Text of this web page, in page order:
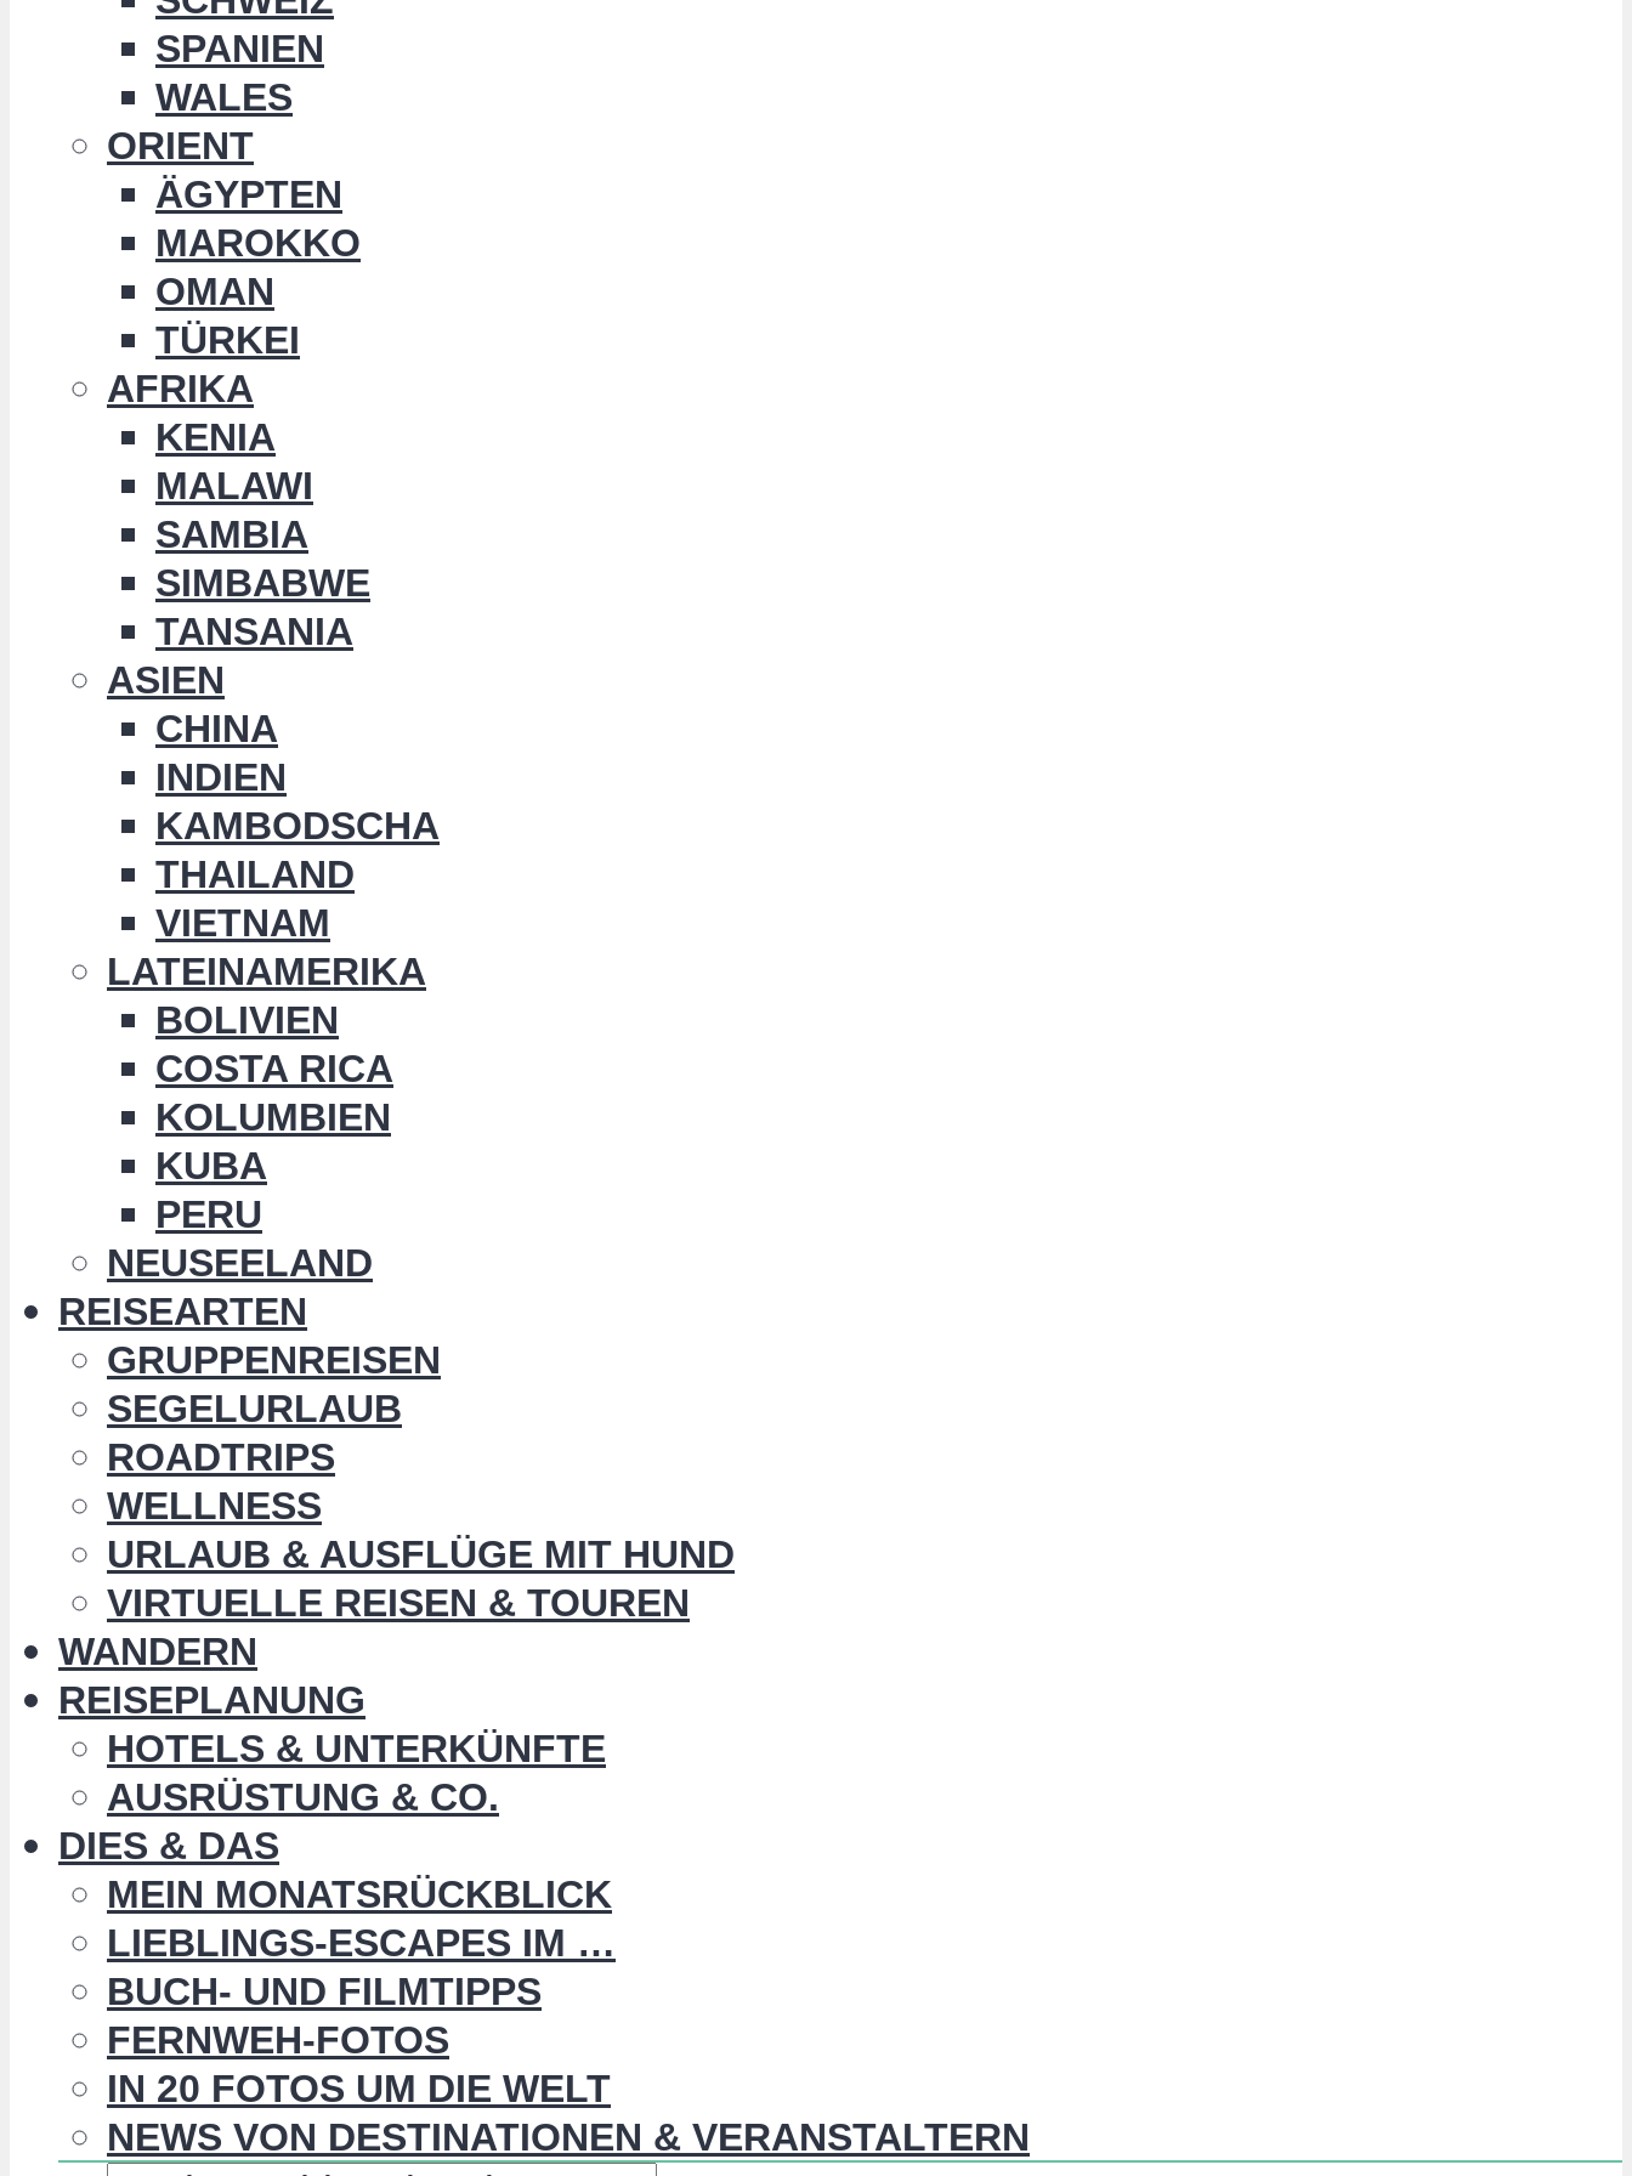
SPANIEN
WALES
ORIENT
ÄGYPTEN
MAROKKO
OMAN
TÜRKEI
AFRIKA
KENIA
MALAWI
SAMBIA
SIMBABWE
TANSANIA
ASIEN
CHINA
INDIEN
KAMBODSCHA
THAILAND
VIETNAM
LATEINAMERIKA
BOLIVIEN
COSTA RICA
KOLUMBIEN
KUBA
PERU
NEUSEELAND
REISEARTEN
GRUPPENREISEN
SEGELURLAUB
ROADTRIPS
WELLNESS
URLAUB & AUSFLÜGE MIT HUND
VIRTUELLE REISEN & TOUREN
WANDERN
REISEPLANUNG
HOTELS & UNTERKÜNFTE
AUSRÜSTUNG & CO.
DIES & DAS
MEIN MONATSRÜCKBLICK
LIEBLINGS-ESCAPES IM …
BUCH- UND FILMTIPPS
FERNWEH-FOTOS
IN 20 FOTOS UM DIE WELT
NEWS VON DESTINATIONEN & VERANSTALTERN